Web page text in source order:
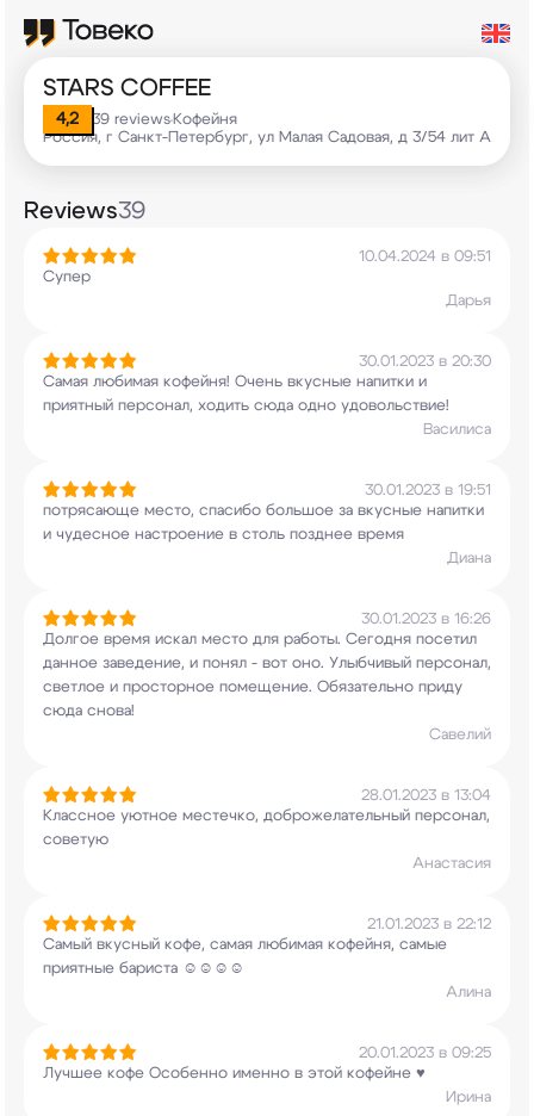
STARS COFFEE
4,2 39 reviews•Кофейня
Россия, г Санкт-Петербург, ул Малая Садовая, д 3/54 лит А
Reviews39
10.04.2024 в 09:51
Супер
Дарья
30.01.2023 в 20:30
Самая любимая кофейня! Очень вкусные напитки и
приятный персонал, ходить сюда одно удовольствие!
Василиса
30.01.2023 в 19:51
потрясающе место, спасибо большое за вкусные напитки
и чудесное настроение в столь позднее время
Диана
30.01.2023 в 16:26
Долгое время искал место для работы. Сегодня посетил
данное заведение, и понял - вот оно. Улыбчивый персонал,
светлое и просторное помещение. Обязательно приду
сюда снова!
Савелий
28.01.2023 в 13:04
Классное уютное местечко, доброжелательный персонал,
советую
Анастасия
21.01.2023 в 22:12
Самый вкусный кофе, самая любимая кофейня, самые
приятные бариста ☺️☺️☺️☺️
Алина
20.01.2023 в 09:25
Лучшее кофе Особенно именно в этой кофейне ♥️
Ирина